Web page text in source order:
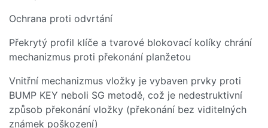
Ochrana proti odvrtání
Překrytý profil klíče a tvarové blokovací kolíky chrání
mechanizmus proti překonání planžetou
Vnitřní mechanizmus vložky je vybaven prvky proti
BUMP KEY neboli SG metodě, což je nedestruktivní
způsob překonání vložky (překonání bez viditelných
známek poškození)